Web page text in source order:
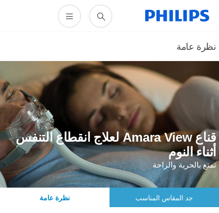
عامة
قناع Amara View لعلاج انقطاع التنفس
النوم
بالحرية والراحة
نظرة عامة جد المقاس المناسب